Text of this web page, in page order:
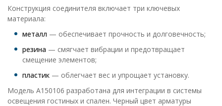
Конструкция соединителя включает три ключевых
материала:
металл — обеспечивает прочность и долговечность;
резина — смягчает вибрации и предотвращает
смещение элементов;
пластик — облегчает вес и упрощает установку.
Модель A150106 разработана для интеграции в системы
освещения гостиных и спален. Черный цвет арматуры